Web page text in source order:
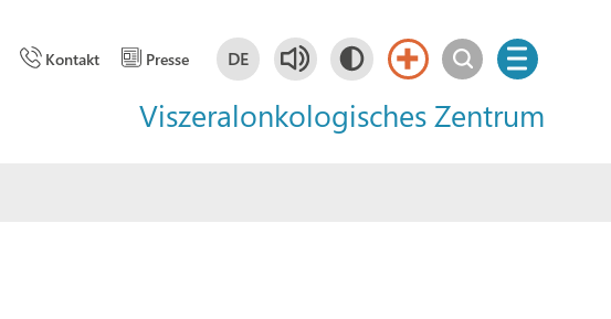
Kontakt Presse DE
Deutsch
DE
Viszeralonkologisches Zentrum